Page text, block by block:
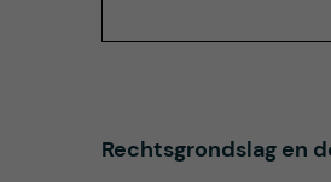
Rechtsgrondslag en